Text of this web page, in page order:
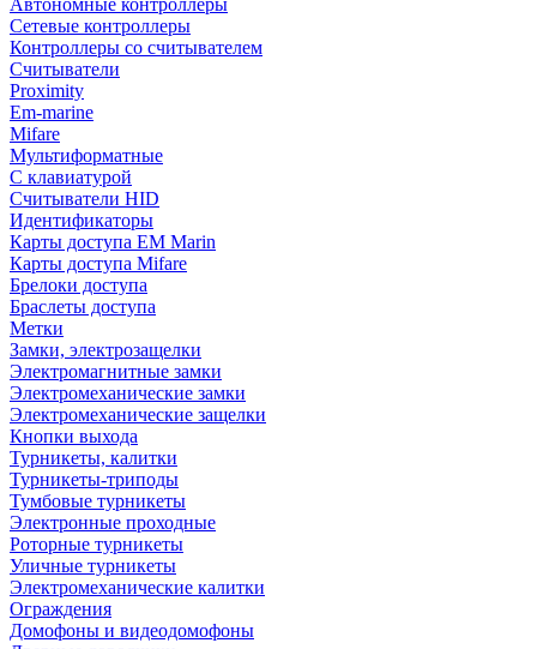
Автономные контроллеры
Сетевые контроллеры
Контроллеры со считывателем
Считыватели
Proximity
Em-marine
Mifare
Мультиформатные
С клавиатурой
Считыватели HID
Идентификаторы
Карты доступа EM Marin
Карты доступа Mifare
Брелоки доступа
Браслеты доступа
Метки
Замки, электрозащелки
Электромагнитные замки
Электромеханические замки
Электромеханические защелки
Кнопки выхода
Турникеты, калитки
Турникеты-триподы
Тумбовые турникеты
Электронные проходные
Роторные турникеты
Уличные турникеты
Электромеханические калитки
Ограждения
Домофоны и видеодомофоны